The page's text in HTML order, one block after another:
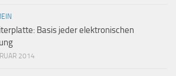
Basis jeder elektronischen
2014